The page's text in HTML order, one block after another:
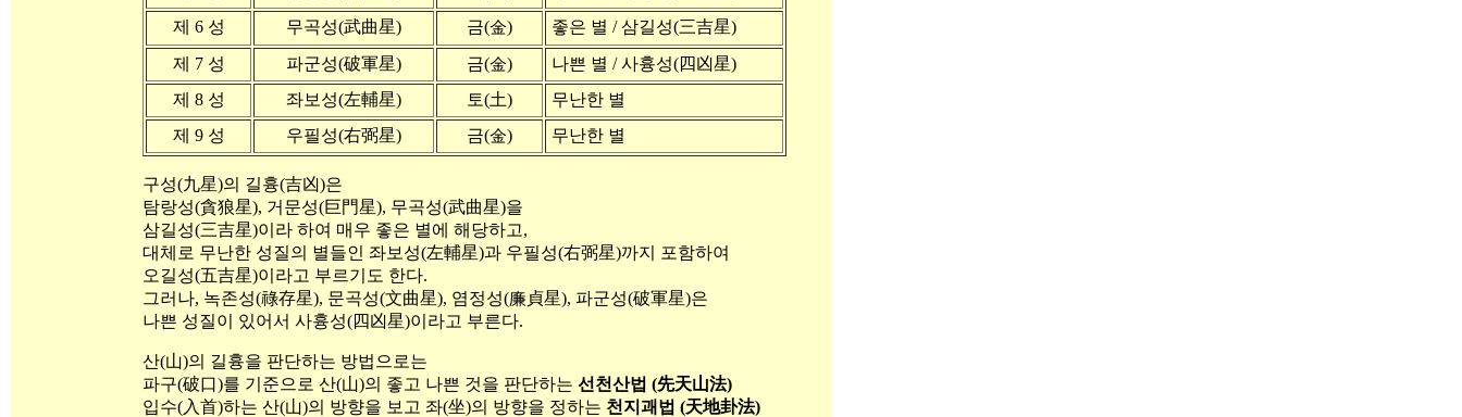
제 6 성
무곡성(武曲星) 금(金)
좋은 별 / 삼길성(三吉星)
제 7 성
파군성(破軍星) 금(金)
나쁜 별 / 사흉성(四凶星)
제 8 성
좌보성(左輔星) 토(土)
무난한 별
제 9 성
우필성(右弼星) 금(金) 무난한 별
구성(九星)의 길흉(吉凶)은
탐랑성(貪狼星), 거문성(巨門星), 무곡성(武曲星)을
삼길성(三吉星)이라 하여 매우 좋은 별에 해당하고,
대체로 무난한 성질의 별들인 좌보성(左輔星)과 우필성(右弼星)까지 포함하여
오길성(五吉星)이라고 부르기도 한다.
그러나, 녹존성(祿存星), 문곡성(文曲星), 염정성(廉貞星), 파군성(破軍星)은
나쁜 성질이 있어서 사흉성(四凶星)이라고 부른다.
산(山)의 길흉을 판단하는 방법으로는
파구(破口)를 기준으로 산(山)의 좋고 나쁜 것을 판단하는 선천산법 (先天山法)
입수(入首)하는 산(山)의 방향을 보고 좌(坐)의 방향을 정하는 천지괘법 (天地卦法)